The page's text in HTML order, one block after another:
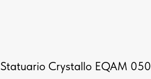
Statuario Crystallo EQAM 050